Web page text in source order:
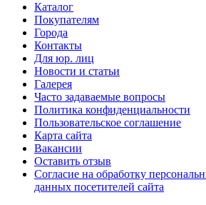
Каталог
Покупателям
Города
Контакты
Для юр. лиц
Новости и статьи
Галерея
Часто задаваемые вопросы
Политика конфиденциальности
Пользовательское соглашение
Карта сайта
Вакансии
Оставить отзыв
Согласие на обработку
данных посетителей сайта